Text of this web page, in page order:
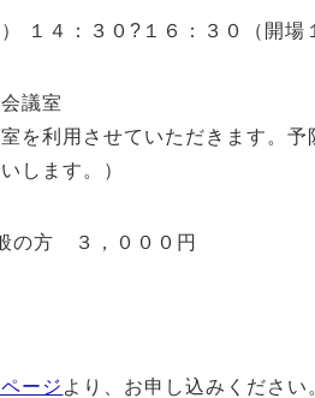
４：３０?１６：３０（開場
議室
を利用させていただきます。
します。）
３，０００円
ージ より、お申し込みください